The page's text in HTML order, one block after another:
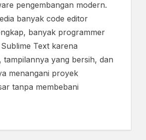
pengembangan modern.
banyak code editor
banyak programmer
Text karena
tampilannya yang bersih, dan
menangani proyek
tanpa membebani